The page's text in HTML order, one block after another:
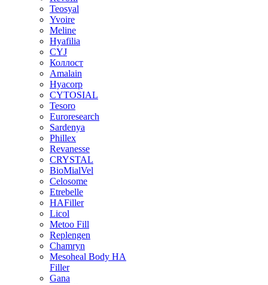
Teosyal
Yvoire
Meline
Hyafilia
CYJ
Коллост
Amalain
Hyacorp
CYTOSIAL
Tesoro
Euroresearch
Sardenya
Phillex
Revanesse
CRYSTAL
BioMialVel
Celosome
Etrebelle
HAFiller
Licol
Metoo Fill
Replengen
Chamryn
Mesoheal Body HA
Filler
Gana